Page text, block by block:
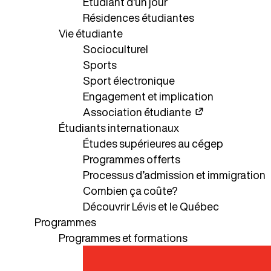
Résidences étudiantes
Vie étudiante
Socioculturel
Sports
Sport électronique
Engagement et implication
Association étudiante
Étudiants internationaux
Études supérieures au cégep
Programmes offerts
Processus d’admission et immigration
Combien ça coûte?
Découvrir Lévis et le Québec
Programmes
Programmes et formations